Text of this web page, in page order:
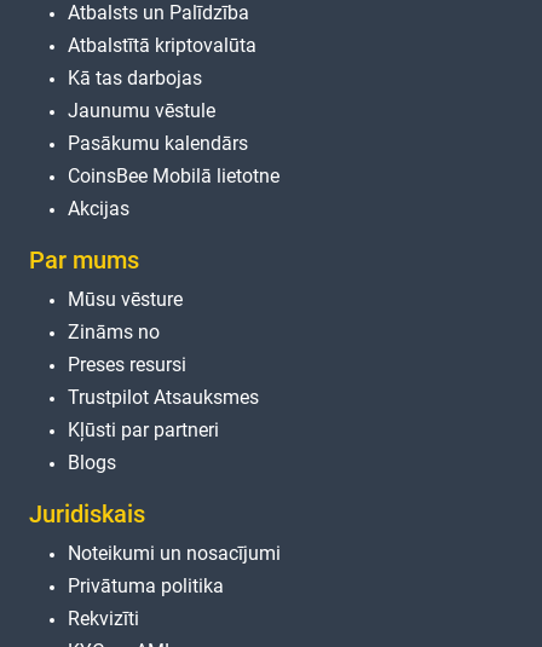
Atbalsts un Palīdzība
Atbalstītā kriptovalūta
Kā tas darbojas
Jaunumu vēstule
Pasākumu kalendārs
CoinsBee Mobilā lietotne
Akcijas
Par mums
Mūsu vēsture
Zināms no
Preses resursi
Trustpilot Atsauksmes
Kļūsti par partneri
Blogs
Juridiskais
Noteikumi un nosacījumi
Privātuma politika
Rekvizīti